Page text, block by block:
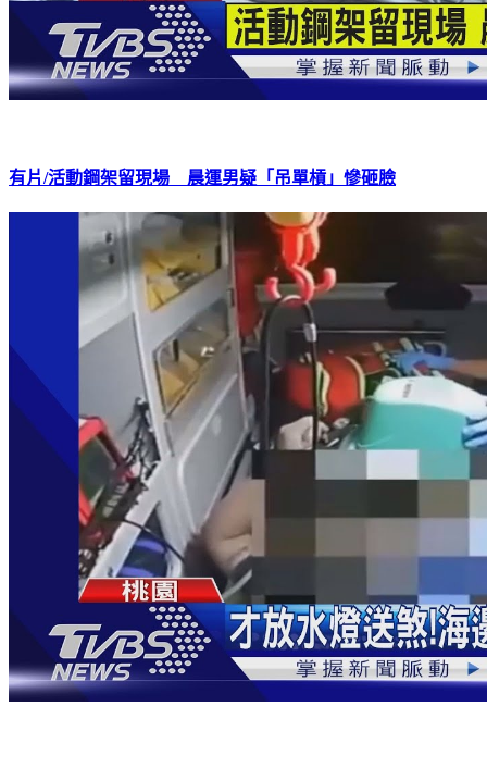
有片/活動鋼架留現場 晨運男疑「吊單槓」慘砸臉